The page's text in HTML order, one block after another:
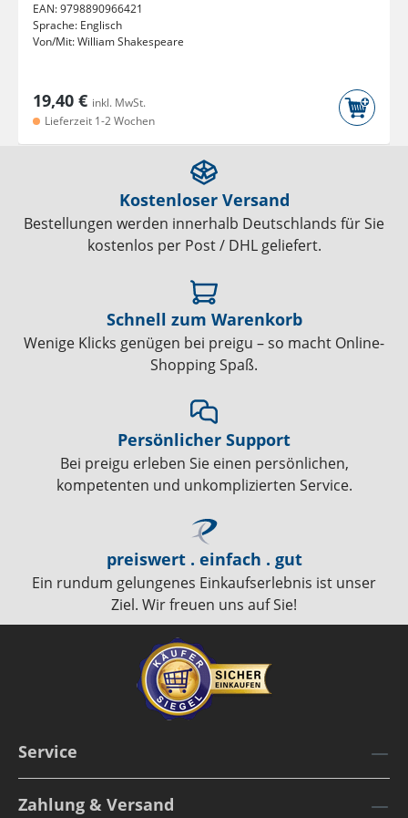
EAN:9798890966421
Sprache: Englisch
Von/Mit:William Shakespeare
19,40 € inkl. MwSt.
Lieferzeit 1-2 Wochen
Kostenloser Versand
Bestellungen werden innerhalb Deutschlands für Sie
kostenlos per Post / DHL geliefert.
Schnell zum Warenkorb
Wenige Klicks genügen bei preigu – so macht Online-
Shopping Spaß.
Persönlicher Support
Bei preigu erleben Sie einen persönlichen,
kompetenten und unkomplizierten Service.
preiswert . einfach . gut
Ein rundum gelungenes Einkaufserlebnis ist unser
Ziel. Wir freuen uns auf Sie!
Service
Zahlung & Versand